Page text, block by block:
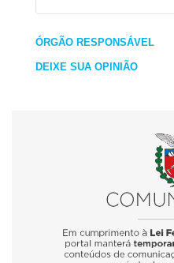
ÓRGÃO RESPONSÁVEL
DEIXE SUA OPINIÃO